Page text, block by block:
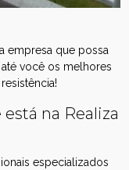
empresa que possa
você os melhores
na Realiza
especializados